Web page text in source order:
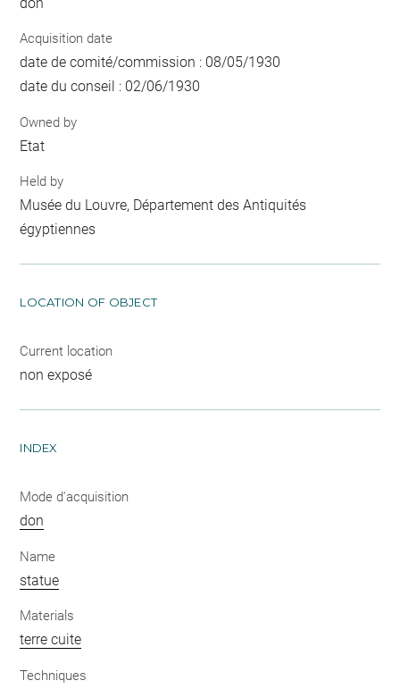
Acquisition date
date de comité/commission : 08/05/1930
date du conseil : 02/06/1930
Owned by
Etat
Held by
Musée du Louvre, Département des Antiquités
égyptiennes
LOCATION OF OBJECT
Current location
non exposé
INDEX
Mode d'acquisition
don
Name
statue
Materials
terre cuite
Techniques